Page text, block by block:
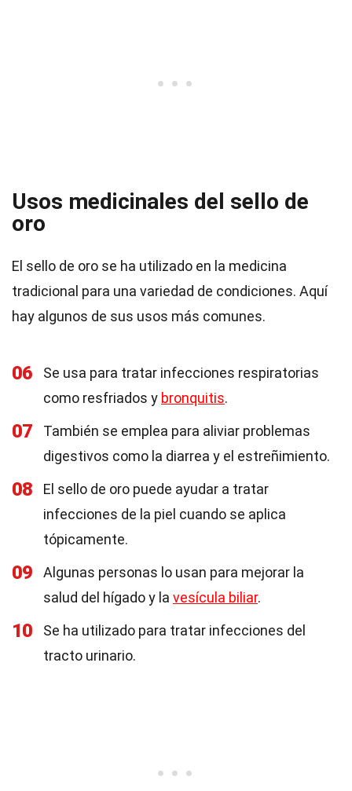
Usos medicinales del sello de
oro
El sello de oro se ha utilizado en la medicina
tradicional para una variedad de condiciones. Aquí
hay algunos de sus usos más comunes.
06
Se usa para tratar infecciones respiratorias
como resfriados y bronquitis.
07
También se emplea para aliviar problemas
digestivos como la diarrea y el estreñimiento.
08
El sello de oro puede ayudar a tratar
infecciones de la piel cuando se aplica
tópicamente.
09
Algunas personas lo usan para mejorar la
salud del hígado y la vesícula biliar.
10
Se ha utilizado para tratar infecciones del
tracto urinario.